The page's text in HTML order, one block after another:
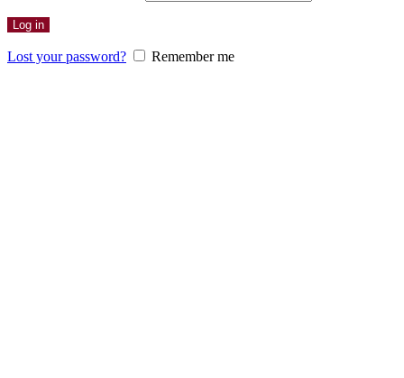
Log in
Lost your password? Remember me